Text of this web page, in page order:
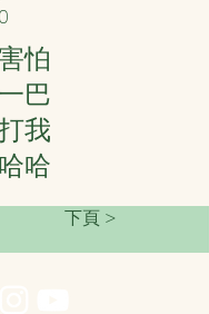
怕
巴
我
哈
下頁 >